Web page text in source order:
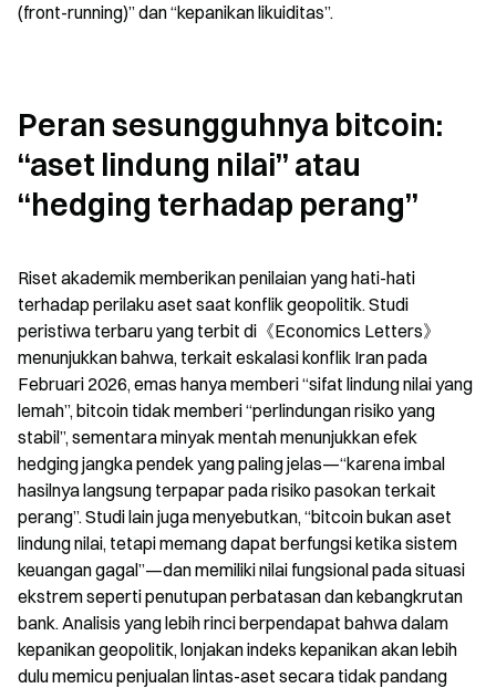
(front-running)” dan “kepanikan likuiditas”.
Peran sesungguhnya bitcoin:
“aset lindung nilai” atau
“hedging terhadap perang”
Riset akademik memberikan penilaian yang hati-hati
terhadap perilaku aset saat konflik geopolitik. Studi
peristiwa terbaru yang terbit di《Economics Letters》
menunjukkan bahwa, terkait eskalasi konflik Iran pada
Februari 2026, emas hanya memberi “sifat lindung nilai yang
lemah”, bitcoin tidak memberi “perlindungan risiko yang
stabil”, sementara minyak mentah menunjukkan efek
hedging jangka pendek yang paling jelas—“karena imbal
hasilnya langsung terpapar pada risiko pasokan terkait
perang”. Studi lain juga menyebutkan, “bitcoin bukan aset
lindung nilai, tetapi memang dapat berfungsi ketika sistem
keuangan gagal”—dan memiliki nilai fungsional pada situasi
ekstrem seperti penutupan perbatasan dan kebangkrutan
bank. Analisis yang lebih rinci berpendapat bahwa dalam
kepanikan geopolitik, lonjakan indeks kepanikan akan lebih
dulu memicu penjualan lintas-aset secara tidak pandang